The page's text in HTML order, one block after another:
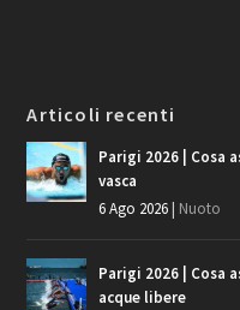
Articoli recenti
Parigi 2026 | Cosa
vasca
6 Ago 2026| Nuoto
Parigi 2026 | Cosa
acque libere